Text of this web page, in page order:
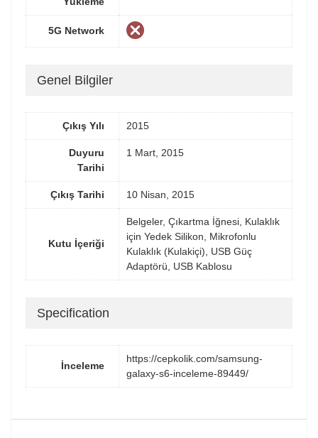
5G Network
Genel Bilgiler
Çıkış Yılı 2015
Duyuru
Tarihi
1 Mart, 2015
Çıkış Tarihi 10 Nisan, 2015
Kutu İçeriği
Belgeler, Çıkartma İğnesi, Kulaklık
için Yedek Silikon, Mikrofonlu
Kulaklık (Kulakiçi), USB Güç
Adaptörü, USB Kablosu
Specification
İnceleme
https://cepkolik.com/samsung-
galaxy-s6-inceleme-89449/